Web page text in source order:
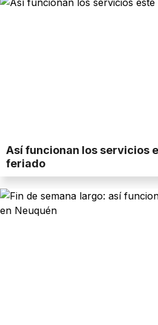
Así funcionan los servicios
feriado